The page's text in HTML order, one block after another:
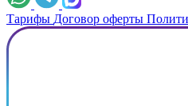
Тарифы Договор оферты